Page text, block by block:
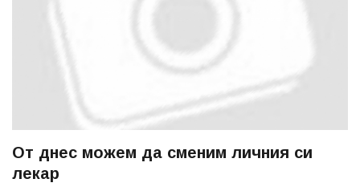
От днес можем да сменим личния си
лекар